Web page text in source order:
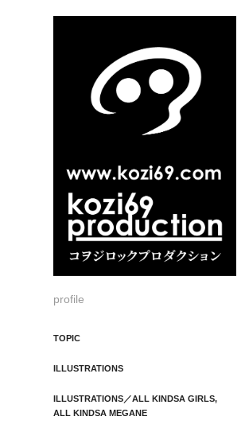
profile
TOPIC
ILLUSTRATIONS
ILLUSTRATIONS／ALL KINDSA GIRLS,
ALL KINDSA MEGANE